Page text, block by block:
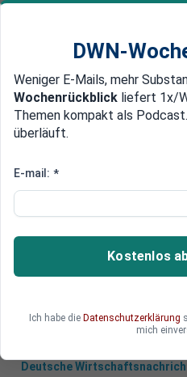
Newsticker MEIN DWN:
Edelmetalle DWN-
Wohnungsbau
Nach dem schwachen
Zeichen beim
Zahl der
Deutsche
DWN-
Weniger E-Mails, mehr
Wochenrückblick liefert 1x/
Themen kompakt als
überläuft.
E-mail: *
Kostenlos
Ich habe die Datenschutzerklärung
mich